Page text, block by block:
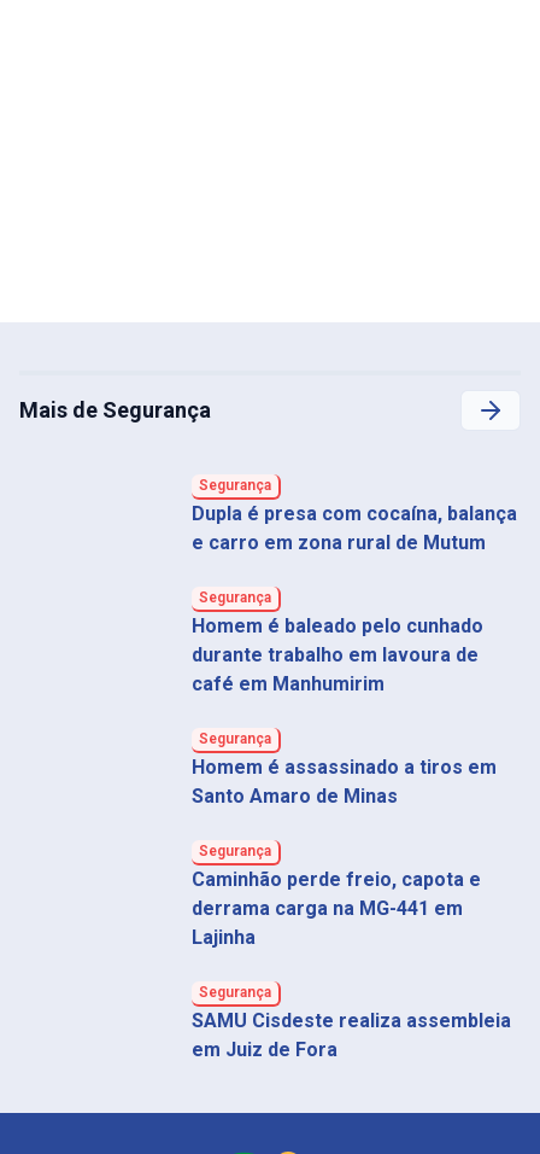
Mais de Segurança
Segurança
Dupla é presa com cocaína, balança
e carro em zona rural de Mutum
Segurança
Homem é baleado pelo cunhado
durante trabalho em lavoura de
café em Manhumirim
Segurança
Homem é assassinado a tiros em
Santo Amaro de Minas
Segurança
Caminhão perde freio, capota e
derrama carga na MG-441 em
Lajinha
Segurança
SAMU Cisdeste realiza assembleia
em Juiz de Fora